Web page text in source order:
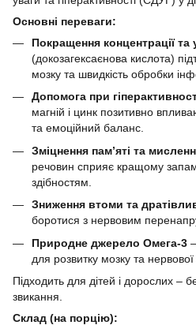
Основні переваги:
Покращення концентрації та
(докозагексаєнова кислота)
мозку та швидкість обробки
Допомога при
магній і цинк позитивно
та емоційний баланс.
Зміцнення пам’яті та
речовин сприяє кращому
здібностям.
Зниження втоми та
боротися з нервовим
Природне джерело Омега-3
для розвитку мозку та нервової
Підходить для дітей і дорослих –
звикання.
Склад (на порцію):